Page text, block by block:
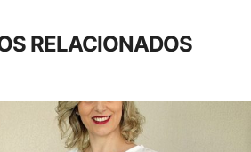
RELACIONADOS